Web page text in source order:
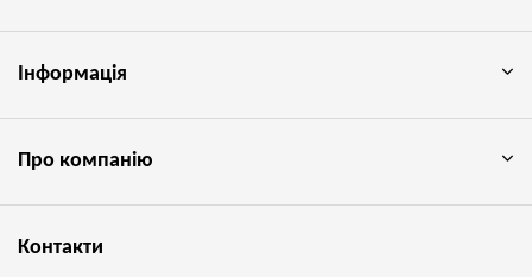
Інформація
Про компанію
Контакти